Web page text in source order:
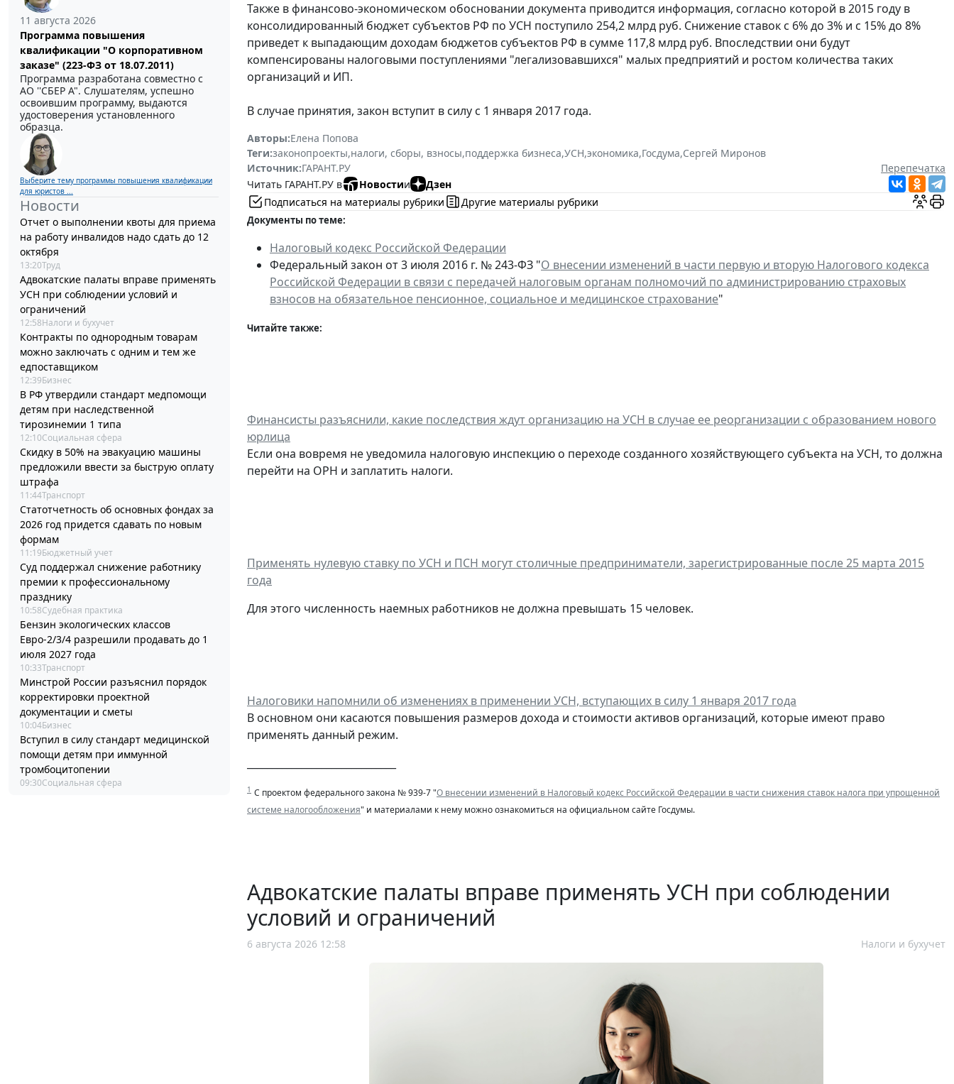
11 августа 2026
Программа повышения
квалификации "О корпоративном
заказе" (223-ФЗ от 18.07.2011)
Программа разработана совместно с
АО ''СБЕР А". Слушателям, успешно
освоившим программу, выдаются
удостоверения установленного
образца.
Выберите тему программы повышения квалификации
для юристов ...
Новости
Отчет о выполнении квоты для приема
на работу инвалидов надо сдать до 12
октября
13:20Труд
Адвокатские палаты вправе применять
УСН при соблюдении условий и
ограничений
12:58Налоги и бухучет
Контракты по однородным товарам
можно заключать с одним и тем же
едпоставщиком
12:39Бизнес
В РФ утвердили стандарт медпомощи
детям при наследственной
тирозинемии 1 типа
12:10Социальная сфера
Скидку в 50% на эвакуацию машины
предложили ввести за быструю оплату
штрафа
11:44Транспорт
Статотчетность об основных фондах за
2026 год придется сдавать по новым
формам
11:19Бюджетный учет
Суд поддержал снижение работнику
премии к профессиональному
празднику
10:58Судебная практика
Бензин экологических классов
Евро-2/3/4 разрешили продавать до 1
июля 2027 года
10:33Транспорт
Минстрой России разъяснил порядок
корректировки проектной
документации и сметы
10:04Бизнес
Вступил в силу стандарт медицинской
помощи детям при иммунной
тромбоцитопении
09:30Социальная сфера
Также в финансово-экономическом обосновании документа приводится информация, согласно которой в 2015 году в
консолидированный бюджет субъектов РФ по УСН поступило 254,2 млрд руб. Снижение ставок с 6% до 3% и с 15% до 8%
приведет к выпадающим доходам бюджетов субъектов РФ в сумме 117,8 млрд руб. Впоследствии они будут
компенсированы налоговыми поступлениями "легализовавшихся" малых предприятий и ростом количества таких
организаций и ИП.
В случае принятия, закон вступит в силу с 1 января 2017 года.
Авторы:Елена Попова
Теги:законопроекты,налоги, сборы, взносы,поддержка бизнеса,УСН,экономика,Госдума,Сергей Миронов
Источник:ГАРАНТ.РУ
Перепечатка
Читать ГАРАНТ.РУ в
Новостии
Дзен
Подписаться на материалы рубрики
Другие материалы рубрики
Документы по теме:
Налоговый кодекс Российской Федерации
Федеральный закон от 3 июля 2016 г. № 243-ФЗ "О внесении изменений в части первую и вторую Налогового кодекса
Российской Федерации в связи с передачей налоговым органам полномочий по администрированию страховых
взносов на обязательное пенсионное, социальное и медицинское страхование"
Читайте также:
Финансисты разъяснили, какие последствия ждут организацию на УСН в случае ее реорганизации с образованием нового
юрлица
Если она вовремя не уведомила налоговую инспекцию о переходе созданного хозяйствующего субъекта на УСН, то должна
перейти на ОРН и заплатить налоги.
Применять нулевую ставку по УСН и ПСН могут столичные предприниматели, зарегистрированные после 25 марта 2015
года
Для этого численность наемных работников не должна превышать 15 человек.
Налоговики напомнили об изменениях в применении УСН, вступающих в силу 1 января 2017 года
В основном они касаются повышения размеров дохода и стоимости активов организаций, которые имеют право
применять данный режим.
1 С проектом федерального закона № 939-7 "О внесении изменений в Налоговый кодекс Российской Федерации в части снижения ставок налога при упрощенной
системе налогообложения" и материалами к нему можно ознакомиться на официальном сайте Госдумы.
Адвокатские палаты вправе применять УСН при соблюдении
условий и ограничений
6 августа 2026 12:58 Налоги и бухучет